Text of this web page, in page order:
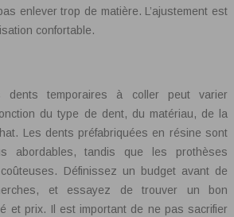
enlever trop de matière. L’ajustement est
confortable.
temporaires à coller peut varier
du type de dent, du matériau, de la
Les dents préfabriquées en résine sont
abordables, tandis que les prothèses
Définissez un budget avant de
et essayez de trouver un bon
et prix. Il est important de ne pas sacrifier